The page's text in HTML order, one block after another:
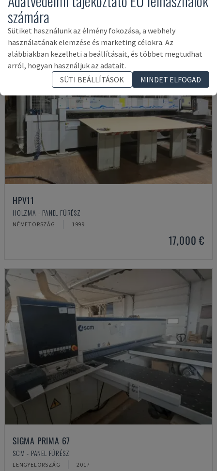
HPV11
HOLZMA - PANEL FŰRÉSZ
NÉMETORSZÁG 1999
17,000 €
SIGMA PRIMA 67
SCM - PANEL FŰRÉSZ
LENGYELORSZÁG 2017
számára
Sütiket használunk az élmény fokozása, a webhely
használatának elemzése és marketing célokra. Az
alábbiakban kezelheti a beállításait, és többet megtudhat
arról, hogyan használjuk az adatait.
SÜTI BEÁLLÍTÁSOK
MINDET ELFOGAD